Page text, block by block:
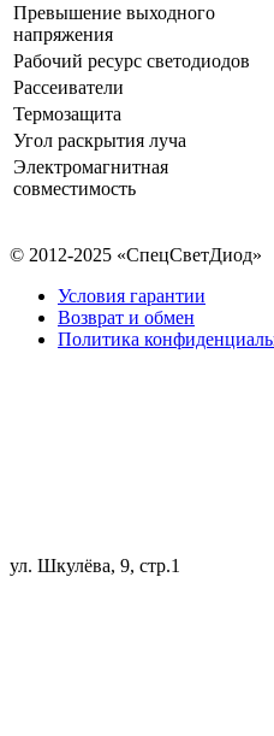
Превышение выходного
напряжения
Рабочий ресурс светодиодов
Рассеиватели
Термозащита
Угол раскрытия луча
Электромагнитная
совместимость
© 2012-2025 «СпецСветДиод»
Условия гарантии
Возврат и обмен
Политика
ул. Шкулёва, 9, стр.1